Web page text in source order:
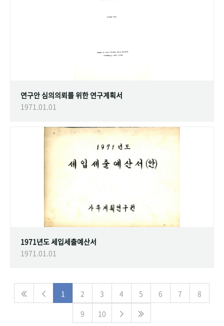
연구안 심의의뢰를 위한 연구계획서
1971.01.01
1971년도 세입세출예산서
1971.01.01
1 2 3 4 5 6 7
8
9
10